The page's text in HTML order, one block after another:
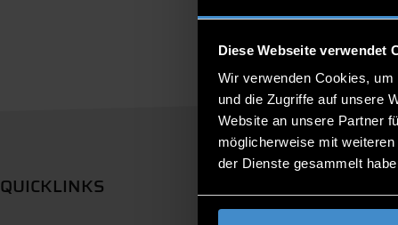
Diese Webseite verwendet
Wir verwenden Cookies,
und die Zugriffe auf unsere
Website an unsere Partner
möglicherweise mit
der Dienste gesammelt
QUICKLINKS